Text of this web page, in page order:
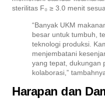
sterilitas F₀ ≥ 3.0 menit
“Banyak UKM
besar untuk tumbuh,
teknologi produksi.
menjembatani
yang tepat, dukungan
kolaborasi,”
Harapan dan